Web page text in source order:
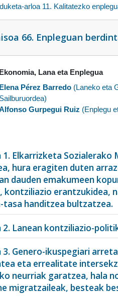
arloa 11. Kalitatezko
66. Enpleguan
Ekonomia, Lana eta Enplegua
Elena Pérez Barredo (Laneko eta
Sailburuordea)
Gurpegui Ruiz (Enplegu
1. Elkarrizketa
hura eragiten duten
dauden emakumeen
kontziliazio erantzukidea,
tasa handitzea bultzatzea.
2. Lanean kontziliazio-
3. Genero-ikuspegiari
eta errealitate
neurriak garatzea, hala
migratzaileak, besteak